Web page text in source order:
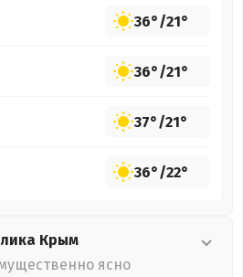
36°/21°
36°/21°
37°/21°
36°/22°
Крым
ясно